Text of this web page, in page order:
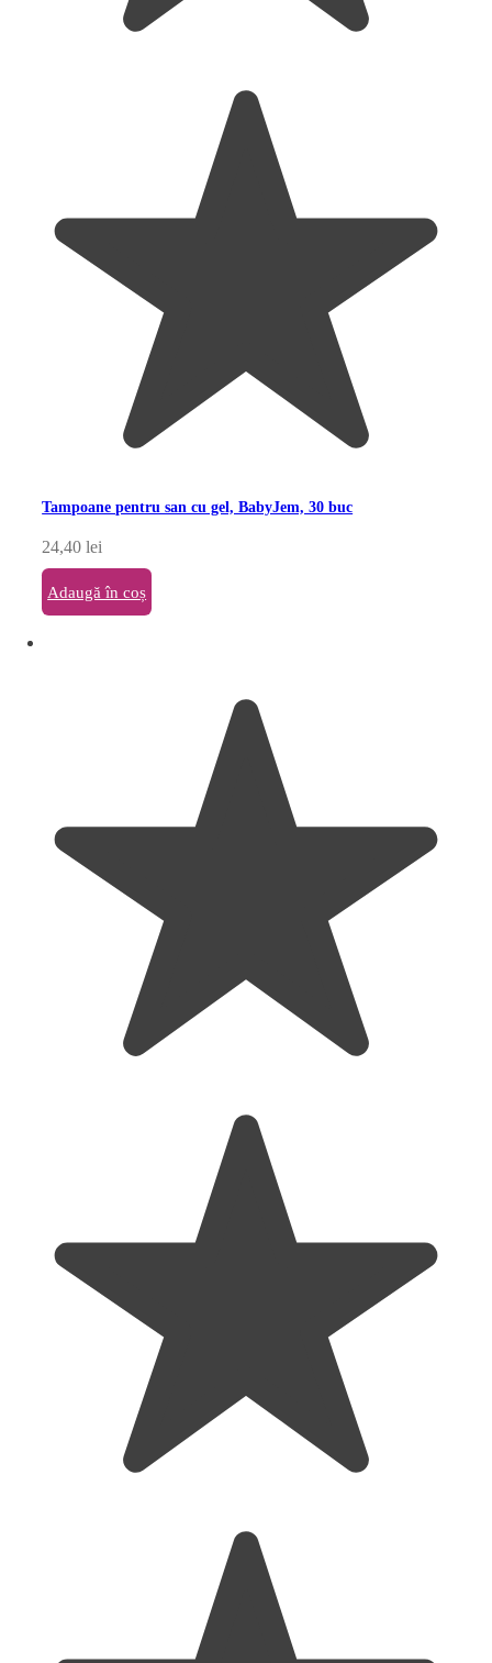
Tampoane pentru san cu gel, BabyJem, 30 buc
24,40lei
Adaugă în coș